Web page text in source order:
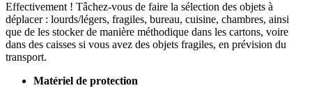
Effectivement ! Tâchez-vous de faire la sélection des objets à
déplacer : lourds/légers, fragiles, bureau, cuisine, chambres, ainsi
que de les stocker de manière méthodique dans les cartons, voire
dans des caisses si vous avez des objets fragiles, en prévision du
transport.
Matériel de protection